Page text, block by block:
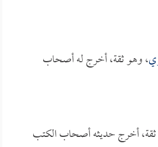
، وهو ثقة، أخرج له أصحاب
أخرج حديثه أصحاب الكتب